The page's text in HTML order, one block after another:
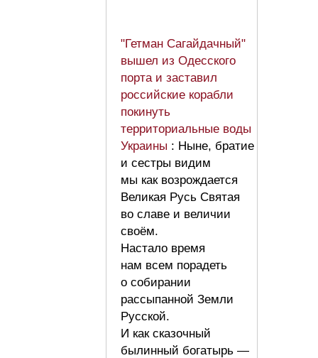
"Гетман Сагайдачный"
вышел из Одесского
порта и заставил
российские корабли
покинуть
территориальные воды
Украины : Ныне, братие
и сестры видим
мы как возрождается
Великая Русь Святая
во славе и величии
своём.
Настало время
нам всем порадеть
о собирании
рассыпанной Земли
Русской.
И как сказочный
былинный богатырь —